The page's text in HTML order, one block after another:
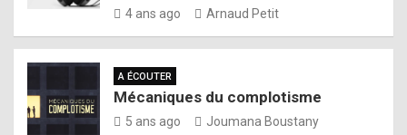
4 ans ago Arnaud Petit
A ÉCOUTER
Mécaniques du complotisme
5 ans ago Joumana Boustany